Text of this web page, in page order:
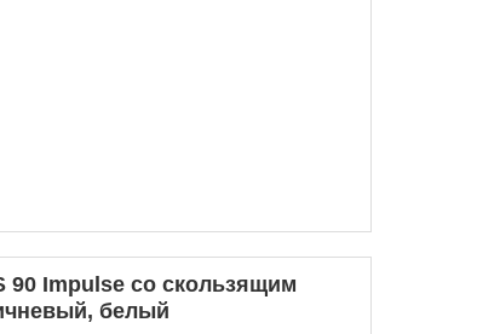
90 Impulse со скользящим
белый